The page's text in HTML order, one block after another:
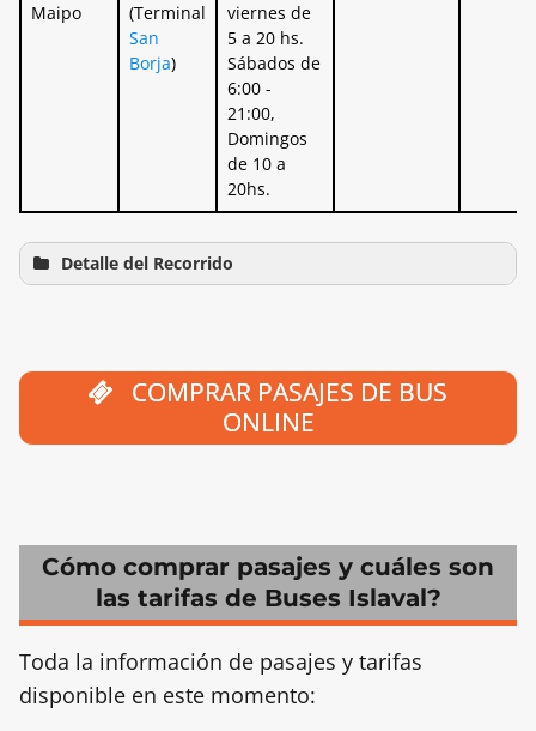
Maipo
(Terminal
San
Borja)
viernes de
5 a 20 hs.
Sábados de
6:00 -
21:00,
Domingos
de 10 a
20hs.
Detalle del Recorrido
COMPRAR PASAJES DE BUS
ONLINE
Cómo comprar pasajes y cuáles son
las tarifas de Buses Islaval?
Toda la información de pasajes y tarifas
disponible en este momento: